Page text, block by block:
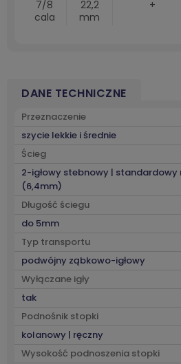
7/8
cala
22,2
mm
+
DANE TECHNICZNE
Przeznaczenie
szycie lekkie i średnie
Ścieg
2-igłowy stebnowy | standardowy
(6,4mm)
Długość ściegu
do 5mm
Typ transportu
podwójny ząbkowo-igłowy
Wyłączane igły
tak
Podnośnik stopki
kolanowy | ręczny
Wysokość podnoszenia stopki